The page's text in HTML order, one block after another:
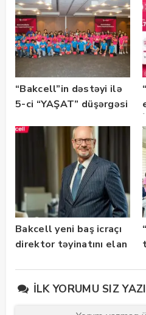
“Bakcell”in dəstəyi ilə
5-ci “YAŞAT” düşərgəsi
Bakcell yeni baş icraçı
direktor təyinatını elan
İLK YORUMU SIZ